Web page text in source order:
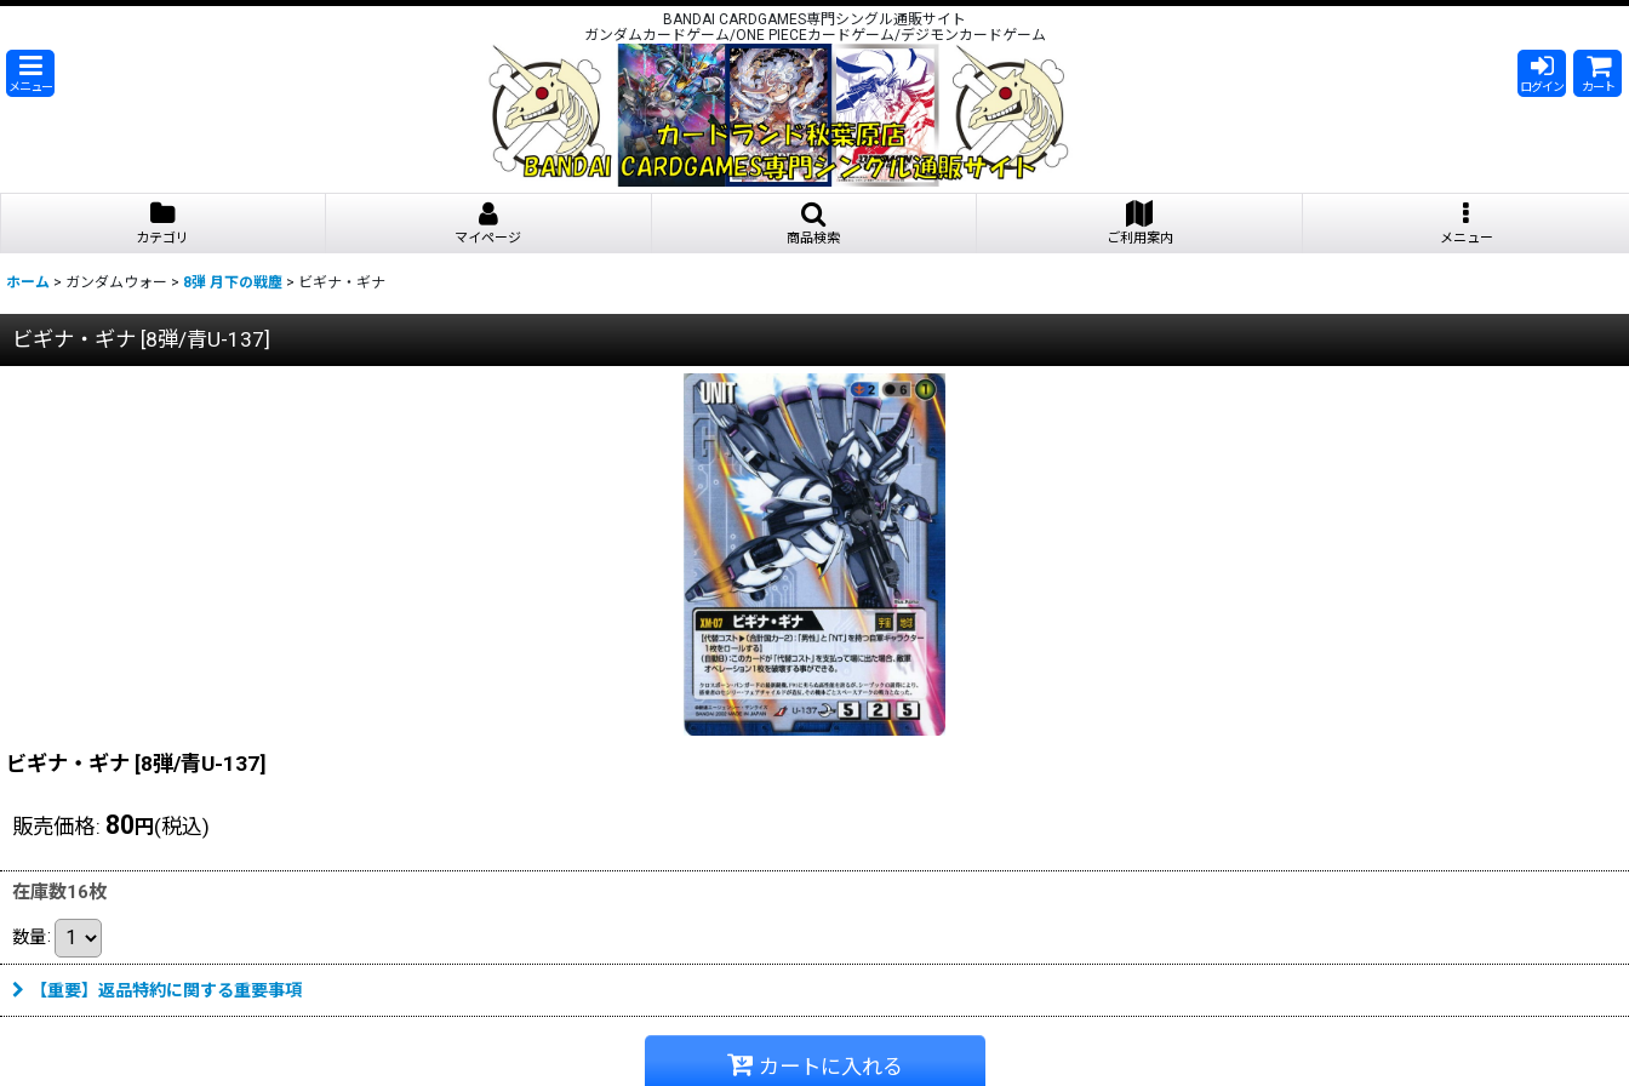
BANDAI CARDGAMES専門シングル通販サイト
ガンダムカードゲーム/ONE PIECEカードゲーム/デジモンカードゲーム
メニュー ログイン カート
カテゴリ マイページ 商品検索 ご利用案内 メニュー
ホーム > ガンダムウォー > 8弾 月下の戦塵 > ビギナ・ギナ
ビギナ・ギナ [8弾/青U-137]
ビギナ・ギナ [8弾/青U-137]
販売価格: 80 円 (税込)
在庫数16枚
数量:
【重要】返品特約に関する重要事項
カートに入れる